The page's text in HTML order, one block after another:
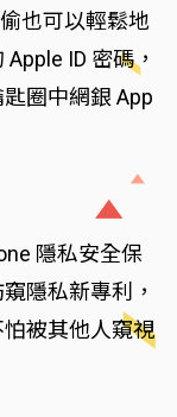
也可以輕鬆地
ID 密碼，
圈中網銀 App
隱私安全保
隱私新專利，
被其他人窺視